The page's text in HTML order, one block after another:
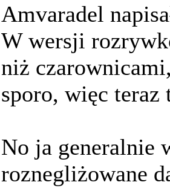
Amvaradel
W wersji
niż
sporo, więc
No ja generalnie
roznegliżowane